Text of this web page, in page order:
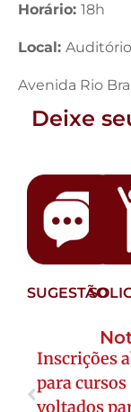
Horário: 18h
Local:
Avenida Rio
Deixe
SUGESTÃO
Inscrições
para cursos
voltados